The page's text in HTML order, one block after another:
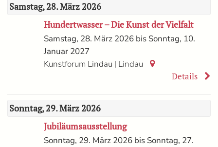
Samstag, 28. März 2026
Hundertwasser – Die Kunst der Vielfalt
Samstag, 28. März 2026 bis Sonntag, 10.
Januar 2027
Kunstforum Lindau | Lindau
Details
Sonntag, 29. März 2026
Jubiläumsausstellung
Sonntag, 29. März 2026 bis Sonntag, 27.